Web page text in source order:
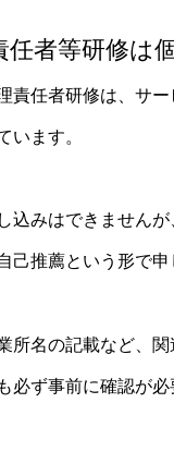
任者等研修は
責任者研修は、サ
います。
込みはできません
己推薦という形で申
所名の記載など、
必ず事前に確認が必